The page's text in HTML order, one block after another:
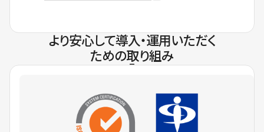
より安心して導入・運用いただく
ための取り組み